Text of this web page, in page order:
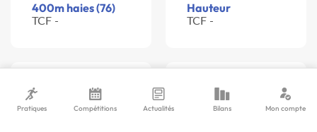
400m haies (76)
TCF -
Hauteur
TCF -
Perche
TCF -
Longueur
Pratiques Compétitions Actualités Bilans Mon compte